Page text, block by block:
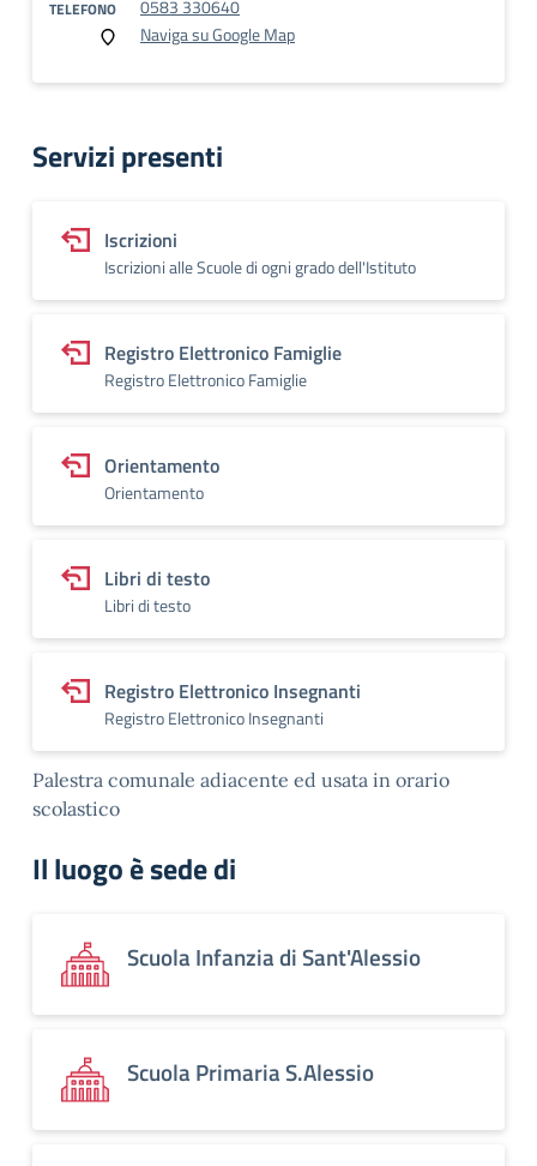
TELEFONO
0583 330640
Naviga su Google Map
Servizi presenti
Iscrizioni
Iscrizioni alle Scuole di ogni grado dell'Istituto
Registro Elettronico Famiglie
Registro Elettronico Famiglie
Orientamento
Orientamento
Libri di testo
Libri di testo
Registro Elettronico Insegnanti
Registro Elettronico Insegnanti
Palestra comunale adiacente ed usata in orario
scolastico
Il luogo è sede di
Scuola Infanzia di Sant'Alessio
Scuola Primaria S.Alessio